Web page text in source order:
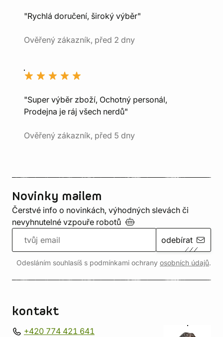
"Rychlá doručení, široký výběr"
Ověřený zákazník, před 2 dny
"Super výběr zboží, Ochotný personál,
Prodejna je ráj všech nerdů"
Ověřený zákazník, před 5 dny
Novinky mailem
Čerstvé info o novinkách, výhodných slevách či
nevyhnutelné vzpouře robotů
odebírat
Odesláním souhlasíš s podmínkami ochrany osobních údajů.
kontakt
+420 774 421 641